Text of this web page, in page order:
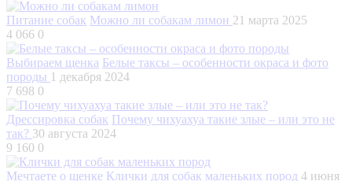
Питание собак Можно ли собакам лимон 21 марта 2025
4 066 0
Выбираем щенка Белые таксы – особенности окраса и фото
породы 1 декабря 2024
7 698 0
Дрессировка собак Почему чихуахуа такие злые – или это не
так? 30 августа 2024
9 160 0
Мечтаете о щенке Клички для собак маленьких пород 4 июня